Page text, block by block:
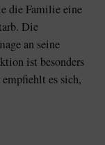
die Familie eine
Die
an seine
ist besonders
es sich,